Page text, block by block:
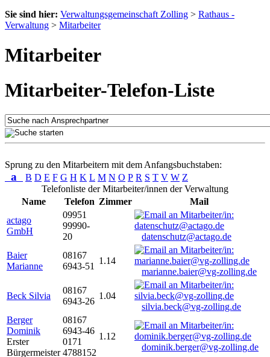
Sie sind hier: Verwaltungsgemeinschaft Zolling > Rathaus -
Verwaltung > Mitarbeiter
Mitarbeiter
Mitarbeiter-Telefon-Liste
Sprung zu den Mitarbeitern mit dem Anfangsbuchstaben:
a B D E F G H K L M N O P R S T V W Z
Telefonliste der Mitarbeiter/innen der Verwaltung
Name
Telefon Zimmer
Mail
actago
GmbH
09951
99990-
20
datenschutz@actago.de
Baier
Marianne
08167
6943-51
1.14
marianne.baier@vg-zolling.de
Beck Silvia
08167
6943-26
1.04
silvia.beck@vg-zolling.de
Berger
Dominik
Erster
Bürgermeister
08167
6943-46
0171
4788152
1.12
dominik.berger@vg-zolling.de